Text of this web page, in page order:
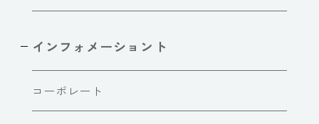
インフォメーショント
コーポレート